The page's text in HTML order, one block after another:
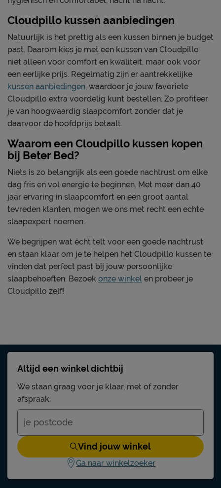
Cloudpillo kussen aanbiedingen
Natuurlijk is het prettig als een kussen binnen je budget
past. Daarom kies je met een kussen van Cloudpillo
niet alleen voor comfort en kwaliteit, maar ook voor
een eerlijke prijs. Regelmatig zijn er aantrekkelijke
kussen aanbiedingen, waardoor je jouw favoriete
Cloudpillo extra voordelig kunt bestellen. Zo profiteer
je van hoogwaardig slaapcomfort zonder dat je
daarvoor de hoofdprijs betaalt.
Waarom een Cloudpillo kussen kopen
bij Beter Bed?
Niets is zo belangrijk als een goede nachtrust om elke
dag fris en vol energie te beginnen. Met meer dan 40
jaar ervaring in slaapcomfort en een groot aantal
tevreden klanten, mogen we ons met recht een echte
slaapexpert noemen.
We begrijpen wat écht telt voor een goede nachtrust
en staan klaar om je te helpen het Cloudpillo kussen te
vinden dat perfect past bij jouw persoonlijke
slaapbehoeften. Bezoek onze winkel en probeer je
Cloudpillo zelf!
Altijd een winkel dichtbij
We staan graag voor je klaar, met of zonder
afspraak.
Vind jouw winkel
Ga naar winkelzoeker